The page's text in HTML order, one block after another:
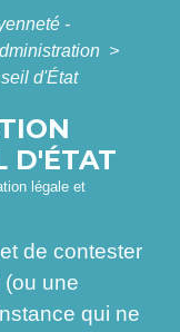
-
>
d'État
D'ÉTAT
légale et
de contester
une
qui ne